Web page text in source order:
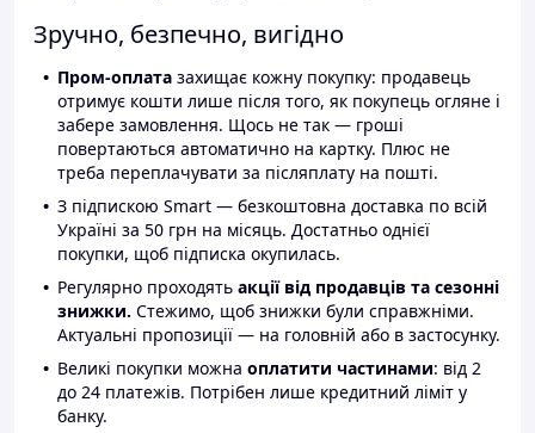
Зручно, безпечно, вигідно
Пром-оплата захищає кожну покупку: продавець
отримує кошти лише після того, як покупець огляне і
забере замовлення. Щось не так — гроші
повертаються автоматично на картку. Плюс не
треба переплачувати за післяплату на пошті.
З підпискою Smart — безкоштовна доставка по всій
Україні за 50 грн на місяць. Достатньо однієї
покупки, щоб підписка окупилась.
Регулярно проходять акції від продавців та сезонні
знижки. Стежимо, щоб знижки були справжніми.
Актуальні пропозиції — на головній або в застосунку.
Великі покупки можна оплатити частинами: від 2
до 24 платежів. Потрібен лише кредитний ліміт у
банку.